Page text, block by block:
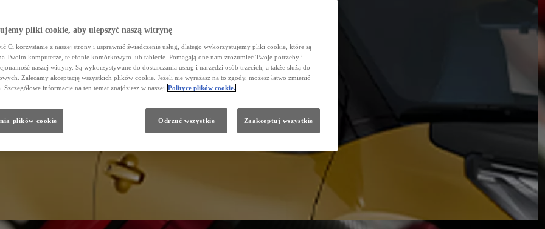
pliki cookie, aby ulepszyć naszą witrynę
Ci korzystanie z naszej strony i usprawnić świadczenie usług, dlatego wykorzystujemy pliki cookie, które są
Twoim komputerze, telefonie komórkowym lub tablecie. Pomagają one nam zrozumieć Twoje potrzeby i
naszej witryny. Są wykorzystywane do dostarczania usług i narzędzi osób trzecich, a także służą do
Zalecamy akceptację wszystkich plików cookie. Jeżeli nie wyrażasz na to zgody, możesz łatwo zmienić
Szczegółowe informacje na ten temat znajdziesz w naszej Polityce plików cookie.
plików cookie Odrzuć wszystkie Zaakceptuj wszystkie